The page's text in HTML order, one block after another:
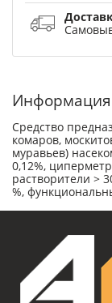
Информация
Средство
комаров,
муравьев)
0,12%,
растворители >
%,